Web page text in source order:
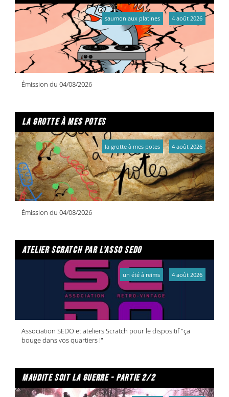
Émission du 04/08/2026
saumon aux platines 4 août 2026
la grotte à mes potes
Émission du 04/08/2026
la grotte à mes potes 4 août 2026
atelier scratch par l'asso sedo
Association SEDO et ateliers Scratch pour le dispositif "ça
bouge dans vos quartiers !"
un été à reims 4 août 2026
maudite soit la guerre - partie 2/2